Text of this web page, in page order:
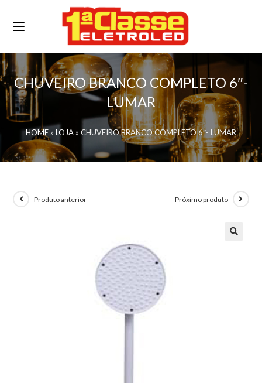
CHUVEIRO BRANCO COMPLETO 6″-
LUMAR
HOME » LOJA » CHUVEIRO BRANCO COMPLETO 6″- LUMAR
Produto anterior Próximo produto